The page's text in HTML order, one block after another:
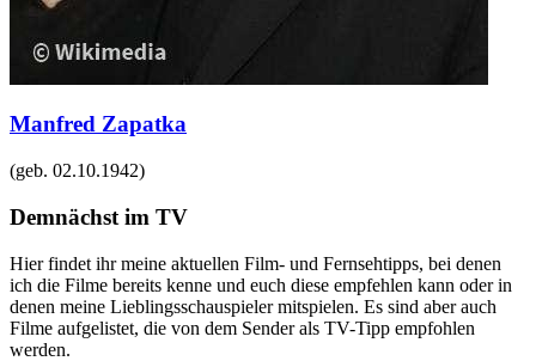
Manfred Zapatka
(geb. 02.10.1942)
Demnächst im TV
Hier findet ihr meine aktuellen Film- und Fernsehtipps, bei denen
ich die Filme bereits kenne und euch diese empfehlen kann oder in
denen meine Lieblingsschauspieler mitspielen. Es sind aber auch
Filme aufgelistet, die von dem Sender als TV-Tipp empfohlen
werden.